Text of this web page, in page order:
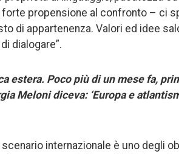
propensione al confronto – ci
di appartenenza. Valori ed idee
dialogare”.
estera. Poco più di un mese fa,
Meloni diceva: ‘Europa e
scenario internazionale è uno degli